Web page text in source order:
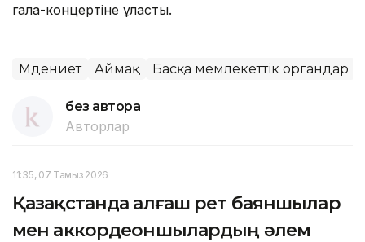
гала-концертіне ұласты.
Мәдениет Аймақ Басқа мемлекеттік органдар
без автора
Авторлар
11:35, 07 Тамыз 2026
Қазақстанда алғаш рет баяншылар
мен аккордеоншылардың әлем